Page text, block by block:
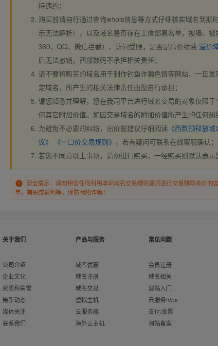
持违约；
购买前请自行通过查询whois信息等方式仔细核实域名到期
示无法解析），以及域名是否存在工信部黑名单，被墙、
360、QQ、微信拦截）、访问受限，是否是高价续费 溢价
后无法撤销，西部数码不承担相关责任；
请不要将购买的域名用于制作钓鱼诈骗色情等网站，一旦
定域名，所产生的相关法律责任由您自行承担；
请您知悉并理解，您在我司平台进行域名交易的对象仅限于
何其它附加价值。如因交易域名的附加价值所产生的任何
为避免不必要的纠纷，出价前建议仔细阅读 《西数预释放
议》
《一口价交易规则》 ，若有疑问可联系在线客服确认；
若您不同意以上事项，请勿进行购买，一经购买则默认表
安全提示：请勿相信任何利用本站域名交易规则漏洞进行交易赚取差价的
单、兼职或返利等，谨防网络诈骗！
关于我们
公司介绍
企业文化
资质和荣誉
最新动态
媒体关注
联系我们
产品与服务
域名优惠
域名注册
域名交易
虚拟主机
云服务器
海外云主机
常见问题
会员注册
域名相关
建站入门
云服务/Vps
支付/发票
网站备案